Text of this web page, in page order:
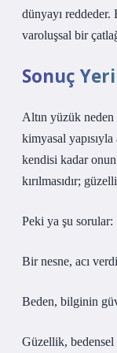
dünyayı
varoluşsal bir
Sonuç
Altın yüzük neden
kimyasal
kendisi kadar
kırılmasıdır;
Peki ya şu sorular:
Bir nesne, acı
Beden, bilginin
Güzellik, bedensel